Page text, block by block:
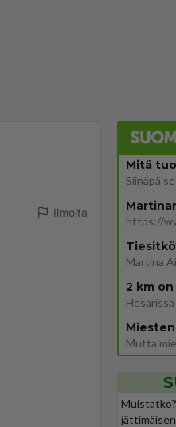
Ilmoita
jättimäisen